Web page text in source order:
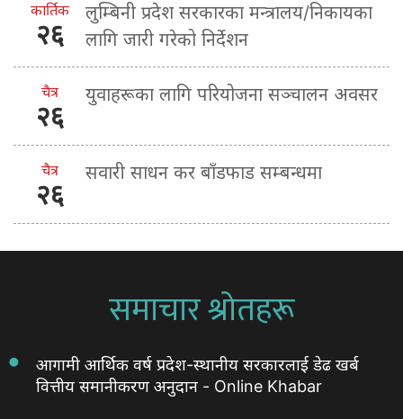
कार्तिक
२६
लुम्बिनी प्रदेश सरकारका मन्त्रालय/निकायका
लागि जारी गरेको निर्देशन
चैत्र
२६
युवाहरूका लागि परियोजना सञ्चालन अवसर
चैत्र
२६
सवारी साधन कर बाँडफाड सम्बन्धमा
समाचार श्रोतहरू
आगामी आर्थिक वर्ष प्रदेश-स्थानीय सरकारलाई डेढ खर्ब
वित्तीय समानीकरण अनुदान - Online Khabar